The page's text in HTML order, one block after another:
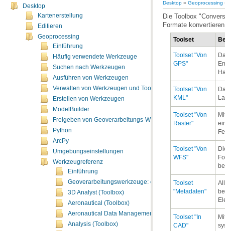
Desktop
Kartenerstellung
Editieren
Geoprocessing
Einführung
Häufig verwendete Werkzeuge
Suchen nach Werkzeugen
Ausführen von Werkzeugen
Verwalten von Werkzeugen und Toolboxes
Erstellen von Werkzeugen
ModelBuilder
Freigeben von Geoverarbeitungs-Workflows
Python
ArcPy
Umgebungseinstellungen
Werkzeugreferenz
Einführung
Geoverarbeitungswerkzeuge: ergänzende Themen
3D Analyst (Toolbox)
Aeronautical (Toolbox)
Aeronautical Data Management (Toolbox)
Analysis (Toolbox)
Desktop » Geoprocessing
Formate
Toolset
GPS"
KML"
Raster"
WFS"
"Metadaten"
CAD"